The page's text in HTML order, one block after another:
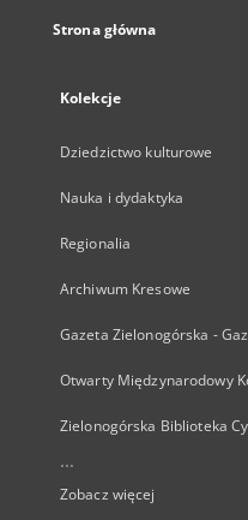
Strona główna
Kolekcje
Dziedzictwo kulturowe
Nauka i dydaktyka
Regionalia
Archiwum Kresowe
Gazeta Zielonogórska -
Otwarty Międzynarodowy
Zielonogórska Biblioteka
...
Zobacz więcej